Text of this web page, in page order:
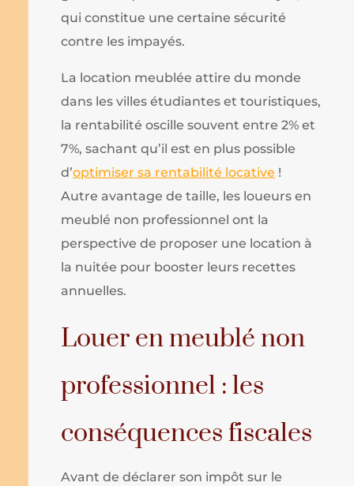
qui constitue une certaine sécurité
contre les impayés.
La location meublée attire du monde
dans les villes étudiantes et touristiques,
la rentabilité oscille souvent entre 2% et
7%, sachant qu’il est en plus possible
d’optimiser sa rentabilité locative !
Autre avantage de taille, les loueurs en
meublé non professionnel ont la
perspective de proposer une location à
la nuitée pour booster leurs recettes
annuelles.
Louer en meublé non
professionnel : les
conséquences fiscales
Avant de déclarer son impôt sur le